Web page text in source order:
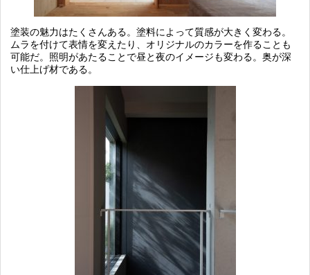
塗装の魅力はたくさんある。塗料によって質感が大きく変わる。
ムラを付けて表情を変えたり、オリジナルのカラーを作ることも
可能だ。照明があたることで昼と夜のイメージも変わる。奥が深
い仕上げ材である。